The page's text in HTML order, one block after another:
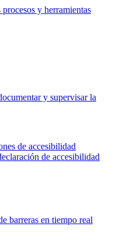
y herramientas
y supervisar la
de accesibilidad
de accesibilidad
barreras en tiempo real